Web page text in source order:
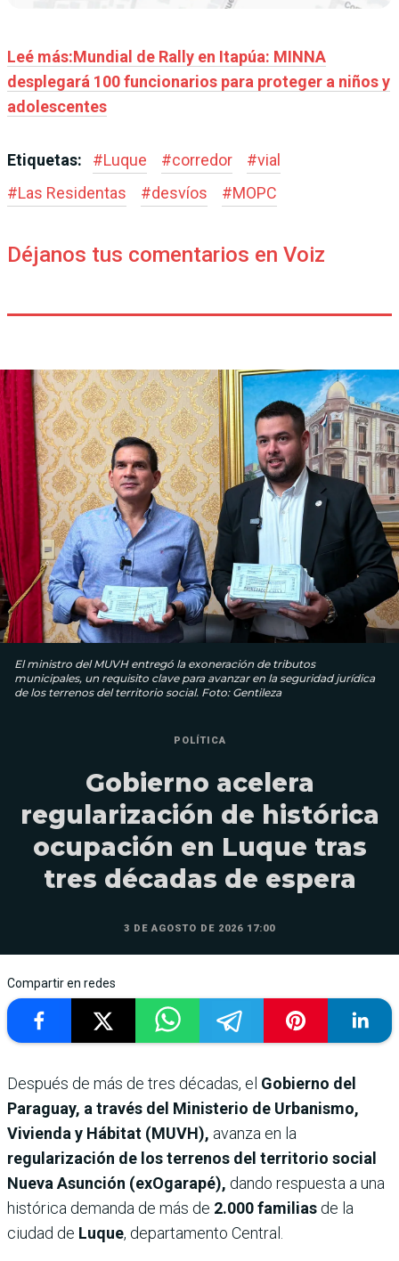
Leé más:Mundial de Rally en Itapúa: MINNA
desplegará 100 funcionarios para proteger a niños y
adolescentes
Etiquetas: #Luque #corredor #vial
#Las Residentas #desvíos #MOPC
Déjanos tus comentarios en Voiz
El ministro del MUVH entregó la exoneración de tributos
municipales, un requisito clave para avanzar en la seguridad jurídica
de los terrenos del territorio social. Foto: Gentileza
POLÍTICA
Gobierno acelera
regularización de histórica
ocupación en Luque tras
tres décadas de espera
3 DE AGOSTO DE 2026 17:00
Compartir en redes
Después de más de tres décadas, el Gobierno del
Paraguay, a través del Ministerio de Urbanismo,
Vivienda y Hábitat (MUVH), avanza en la
regularización de los terrenos del territorio social
Nueva Asunción (exOgarapé), dando respuesta a una
histórica demanda de más de 2.000 familias de la
ciudad de Luque, departamento Central.